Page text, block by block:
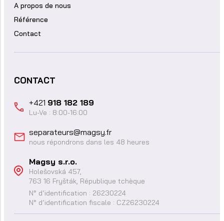
A propos de nous
Référence
Contact
CONTACT
+421 918 182 189
Lu-Ve : 8:00-16:00
separateurs@magsy.fr
nous répondrons dans les 48 heures
Magsy s.r.o.
Holešovská 457,
763 16 Fryšták, République tchèque
N° d’identification : 26230224
N° d’identification fiscale : CZ26230224